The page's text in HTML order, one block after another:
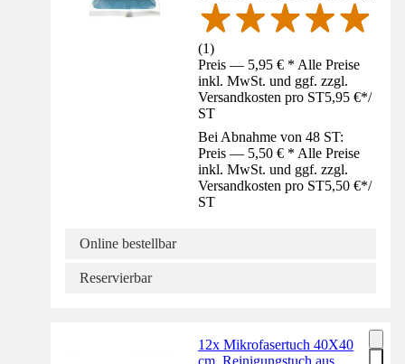
(1)
Preis — 5,95 € * Alle Preise
inkl. MwSt. und ggf. zzgl.
Versandkosten pro ST5,95 €*/
ST
Bei Abnahme von 48 ST:
Preis — 5,50 € * Alle Preise
inkl. MwSt. und ggf. zzgl.
Versandkosten pro ST5,50 €*/
ST
Online bestellbar
Reservierbar
12x Mikrofasertuch 40X40
cm, Reinigungstuch aus